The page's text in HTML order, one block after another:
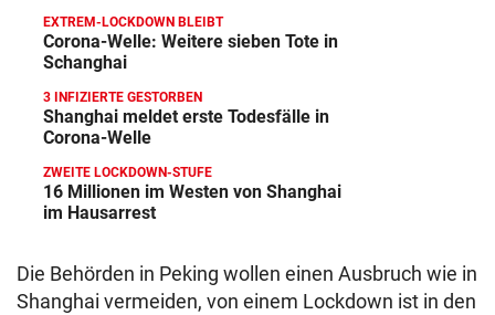
EXTREM-LOCKDOWN BLEIBT
Corona-Welle: Weitere sieben Tote in
Schanghai
3 INFIZIERTE GESTORBEN
Shanghai meldet erste Todesfälle in
Corona-Welle
ZWEITE LOCKDOWN-STUFE
16 Millionen im Westen von Shanghai
im Hausarrest
Die Behörden in Peking wollen einen Ausbruch wie in
Shanghai vermeiden, von einem Lockdown ist in den